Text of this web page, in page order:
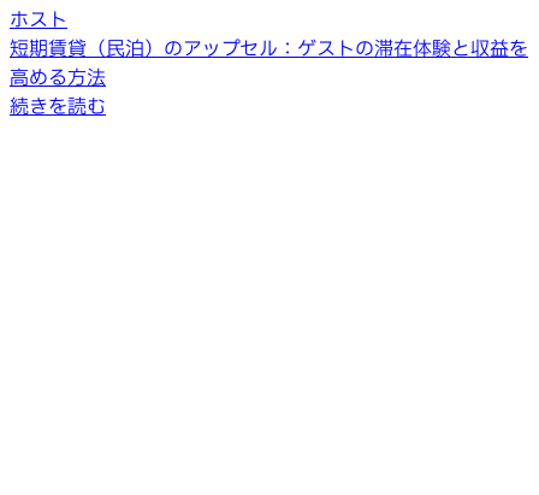
ホスト
短期賃貸（民泊）のアップセル：ゲストの滞在体験と収益を
高める方法
続きを読む